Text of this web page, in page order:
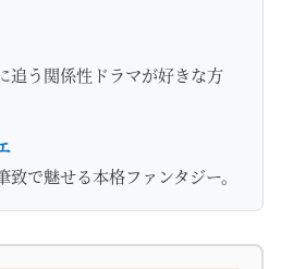
追う関係性ドラマが好きな方
で魅せる本格ファンタジー。